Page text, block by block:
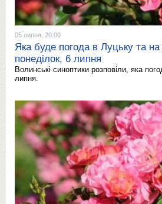
05 липня, 20:00
Яка буде погода в Луцьку та
понеділок, 6 липня
Волинські синоптики розповіли, яка
липня.